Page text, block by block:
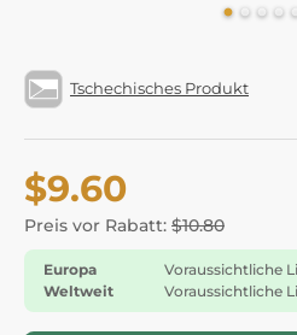
Tschechisches Produkt
$9.60
Preis vor Rabatt: $10.80
Europa
Voraussichtliche
Weltweit
Voraussichtliche